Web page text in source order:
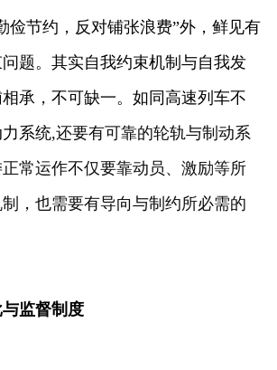
俭节约，反对铺张浪费”外，鲜见有
题。其实自我约束机制与自我发
承，不可缺一。如同高速列车不
系统,还要有可靠的轮轨与制动系
常运作不仅要靠动员、激励等所
，也需要有导向与制约所必需的
与监督制度